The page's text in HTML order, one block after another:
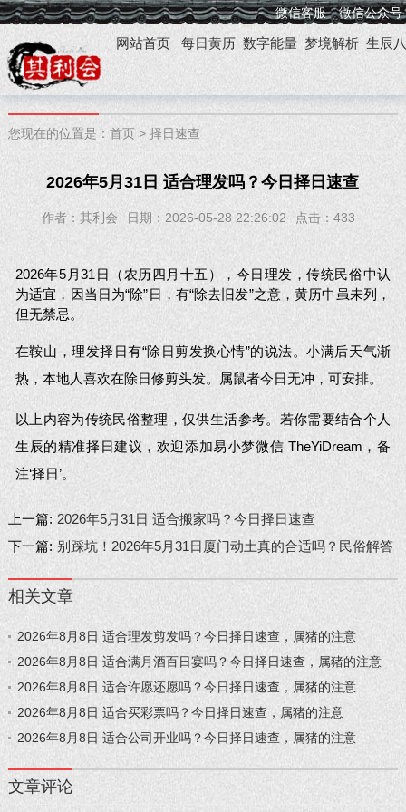
微信客服 微信公众号
网站首页 每日黄历 数字能量 梦境解析 生辰
您现在的位置是： 首页> 择日速查
2026年5月31日 适合理发吗？今日择日速查
作者：其利会 日期：2026-05-28 22:26:02 点击： 433
2026年5月31日（农历四月十五），今日理发，传统民俗中认
为适宜，因当日为“除”日，有“除去旧发”之意，黄历中虽未列，
但无禁忌。
在鞍山，理发择日有“除日剪发换心情”的说法。小满后天气渐
热，本地人喜欢在除日修剪头发。属鼠者今日无冲，可安排。
以上内容为传统民俗整理，仅供生活参考。若你需要结合个人
生辰的精准择日建议，欢迎添加易小梦微信 TheYiDream，备
注‘择日’。
上一篇: 2026年5月31日 适合搬家吗？今日择日速查
下一篇: 别踩坑！2026年5月31日厦门动土真的合适吗？民俗解答
相关文章
2026年8月8日 适合理发剪发吗？今日择日速查，属猪的注意
2026年8月8日 适合满月酒百日宴吗？今日择日速查，属猪的注意
2026年8月8日 适合许愿还愿吗？今日择日速查，属猪的注意
2026年8月8日 适合买彩票吗？今日择日速查，属猪的注意
2026年8月8日 适合公司开业吗？今日择日速查，属猪的注意
文章评论